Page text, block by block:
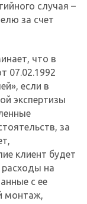
случая –
за счет
что в
07.02.1992
если в
экспертизы
за
клиент будет
на
с ее
монтаж,